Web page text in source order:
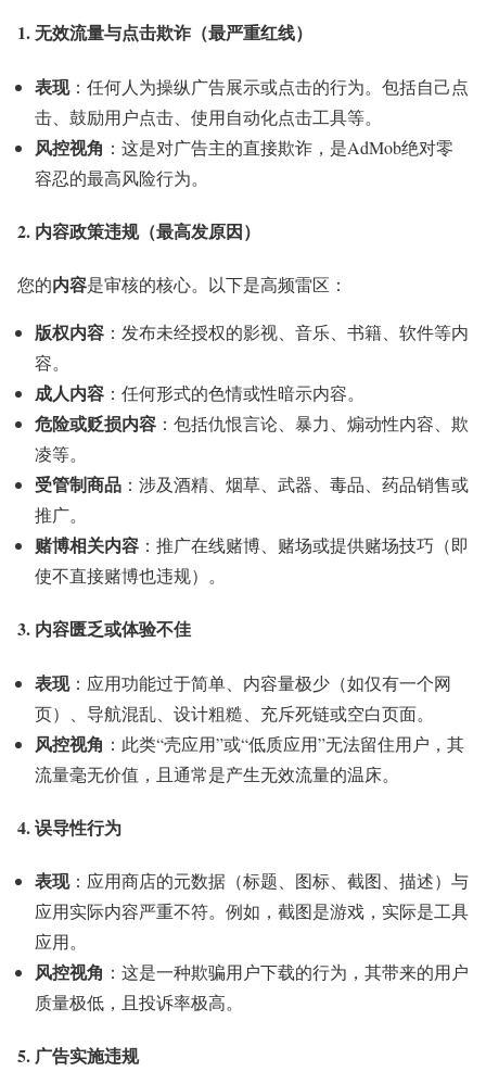
1. 无效流量与点击欺诈（最严重红线）
表现：任何人为操纵广告展示或点击的行为。包括自己点
击、鼓励用户点击、使用自动化点击工具等。
风控视角 ：这是对广告主的直接欺诈，是AdMob绝对零
容忍的最高风险行为。
2. 内容政策违规（最高发原因）
您的内容是审核的核心。以下是高频雷区：
版权内容 ：发布未经授权的影视、音乐、书籍、软件等内
容。
成人内容 ：任何形式的色情或性暗示内容。
危险或贬损内容 ：包括仇恨言论、暴力、煽动性内容、欺
凌等。
受管制商品 ：涉及酒精、烟草、武器、毒品、药品销售或
推广。
赌博相关内容 ：推广在线赌博、赌场或提供赌场技巧（即
使不直接赌博也违规）。
3. 内容匮乏或体验不佳
表现：应用功能过于简单、内容量极少（如仅有一个网
页）、导航混乱、设计粗糙、充斥死链或空白页面。
风控视角 ：此类“壳应用”或“低质应用”无法留住用户，其
流量毫无价值，且通常是产生无效流量的温床。
4. 误导性行为
表现：应用商店的元数据（标题、图标、截图、描述）与
应用实际内容严重不符。例如，截图是游戏，实际是工具
应用。
风控视角 ：这是一种欺骗用户下载的行为，其带来的用户
质量极低，且投诉率极高。
5. 广告实施违规